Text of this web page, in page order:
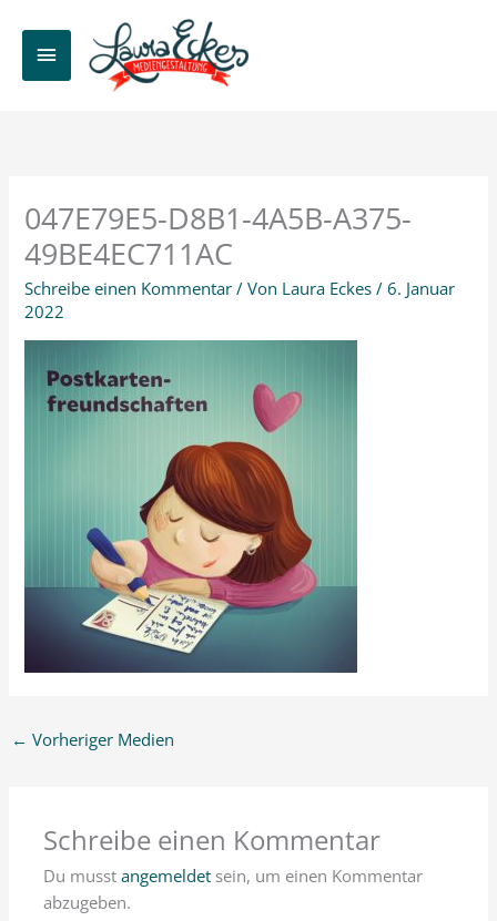
Inhalt
springenHAUPTMENÜ
047E79E5-D8B1-4A5B-A375-
49BE4EC711AC
Schreibe einen Kommentar / Von Laura Eckes/6. Januar
2022
← Vorheriger Medien
Schreibe einen Kommentar
Du musstangemeldet sein, um einen Kommentar
abzugeben.